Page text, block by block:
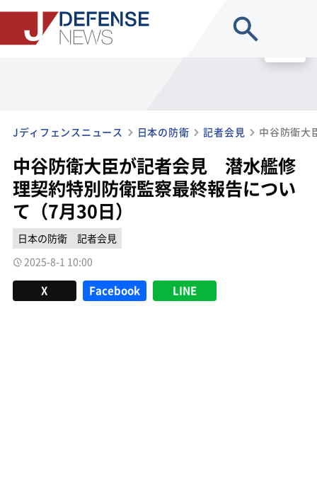
Jディフェンスニュース 日本の防衛 記者会見
中谷防衛大臣が記者会見 潜水艦修
理契約特別防衛監察最終報告につい
て（7月30日）
日本の防衛
記者会見
2025-8-1 10:00
X Facebook LINE